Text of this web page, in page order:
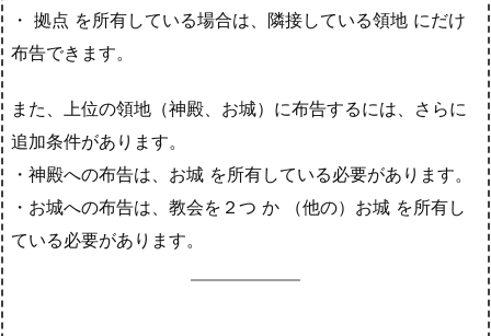
・ 拠点 を所有している場合は、隣接している領地 にだけ
布告できます。
また、上位の領地（神殿、お城）に布告するには、さらに
追加条件があります。
・神殿への布告は、お城 を所有している必要があります。
・お城への布告は、教会を２つ か （他の）お城 を所有し
ている必要があります。